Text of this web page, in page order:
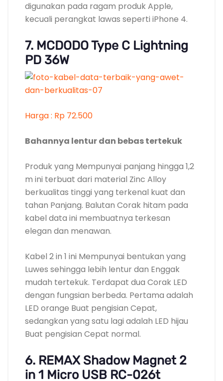
digunakan pada ragam produk Apple,
kecuali perangkat lawas seperti iPhone 4.
7. MCDODO Type C Lightning
PD 36W
Harga : Rp 72.500
Bahannya lentur dan bebas tertekuk
Produk yang Mempunyai panjang hingga 1,2
m ini terbuat dari material Zinc Alloy
berkualitas tinggi yang terkenal kuat dan
tahan Panjang. Balutan Corak hitam pada
kabel data ini membuatnya terkesan
elegan dan menawan.
Kabel 2 in 1 ini Mempunyai bentukan yang
Luwes sehingga lebih lentur dan Enggak
mudah tertekuk. Terdapat dua Corak LED
dengan fungsian berbeda. Pertama adalah
LED orange Buat pengisian Cepat,
sedangkan yang satu lagi adalah LED hijau
Buat pengisian Cepat normal.
6. REMAX Shadow Magnet 2
in 1 Micro USB RC-026t